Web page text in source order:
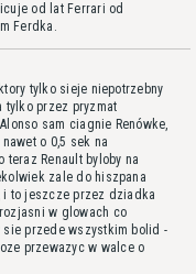
od lat Ferrari od
Ferdka.
tylko sieje niepotrzebny
tylko przez pryzmat
sam ciagnie Renówke,
o 0,5 sek na
teraz Renault byloby na
zale do hiszpana
i to jeszcze przez dziadka
w glowach co
sie przede wszystkim bolid -
przewazyc w walce o